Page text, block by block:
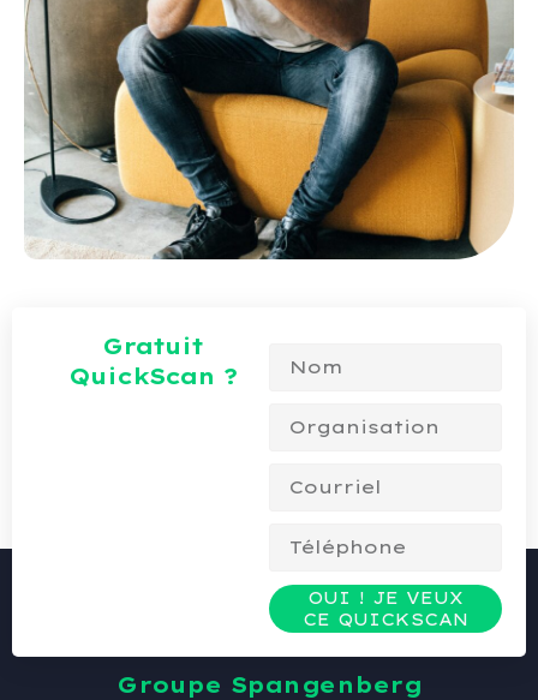
Gratuit
QuickScan ?
OUI ! JE VEUX
CE QUICKSCAN
Groupe Spangenberg